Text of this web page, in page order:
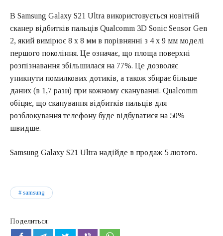
В Samsung Galaxy S21 Ultra використовується новітній
сканер відбитків пальців Qualcomm 3D Sonic Sensor Gen
2, який вимірює 8 х 8 мм в порівнянні з 4 х 9 мм моделі
першого покоління. Це означає, що площа поверхні
розпізнавання збільшилася на 77%. Це дозволяє
уникнути помилкових дотиків, а також збирає більше
даних (в 1,7 рази) при кожному скануванні. Qualcomm
обіцяє, що сканування відбитків пальців для
розблокування телефону буде відбуватися на 50%
швидше.
Samsung Galaxy S21 Ultra надійде в продаж 5 лютого.
samsung
Поделиться: